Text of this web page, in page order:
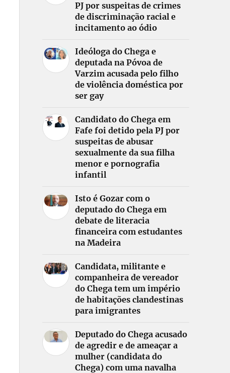
PJ por suspeitas de crimes
de discriminação racial e
incitamento ao ódio
Ideóloga do Chega e
deputada na Póvoa de
Varzim acusada pelo filho
de violência doméstica por
ser gay
Candidato do Chega em
Fafe foi detido pela PJ por
suspeitas de abusar
sexualmente da sua filha
menor e pornografia
infantil
Isto é Gozar com o
deputado do Chega em
debate de literacia
financeira com estudantes
na Madeira
Candidata, militante e
companheira de vereador
do Chega tem um império
de habitações clandestinas
para imigrantes
Deputado do Chega acusado
de agredir e de ameaçar a
mulher (candidata do
Chega) com uma navalha